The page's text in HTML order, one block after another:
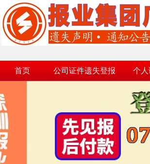
首页 公司证件遗失登报 个人